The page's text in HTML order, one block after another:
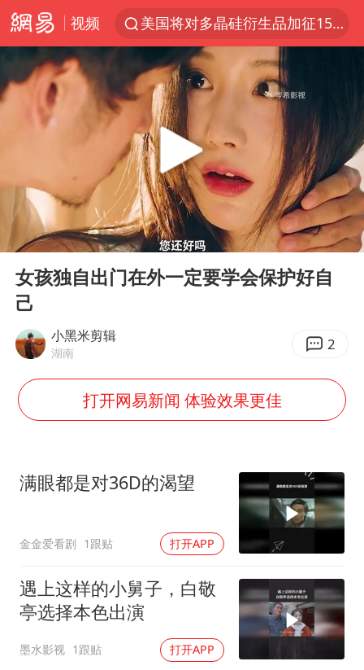
视频
美国将对多晶硅衍生品加征15%关税
改名后的“青海拉面”店
台军“汉光秀”开场闹剧多
段绚竞因公牺牲 年仅44岁
泰国突发校园枪击案已致2死多伤
1岁宝宝碰坏纸巾盒 宝妈被索赔924元
女子开一天一夜空调后二氧化碳中毒
97岁英国奶奶飞上天再破吉尼斯纪录
谁是宇树科技背后大赢家
公司“上四休三”但要降薪1000元
985博士后被曝在妻子孕期出轨后续
如何把百年大党建设得更加坚强有力？
Play
00:00 02:42
女孩独自出门在外一定要学会保护好自
己
小黑米剪辑
湖南 2
打开网易新闻 体验效果更佳
满眼都是对36D的渴望
金金爱看剧 1跟贴 打开APP
遇上这样的小舅子，白敬
亭选择本色出演
墨水影视 1跟贴 打开APP